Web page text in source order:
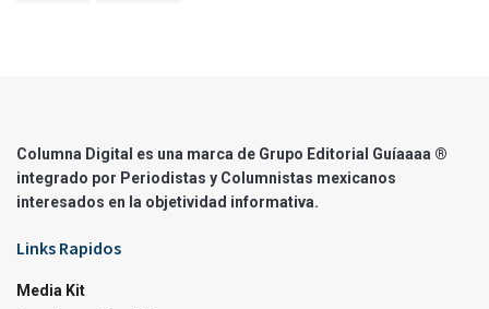
Columna Digital es una marca de Grupo Editorial Guíaaaa ®
integrado por Periodistas y Columnistas mexicanos
interesados en la objetividad informativa.
Links Rapidos
Media Kit